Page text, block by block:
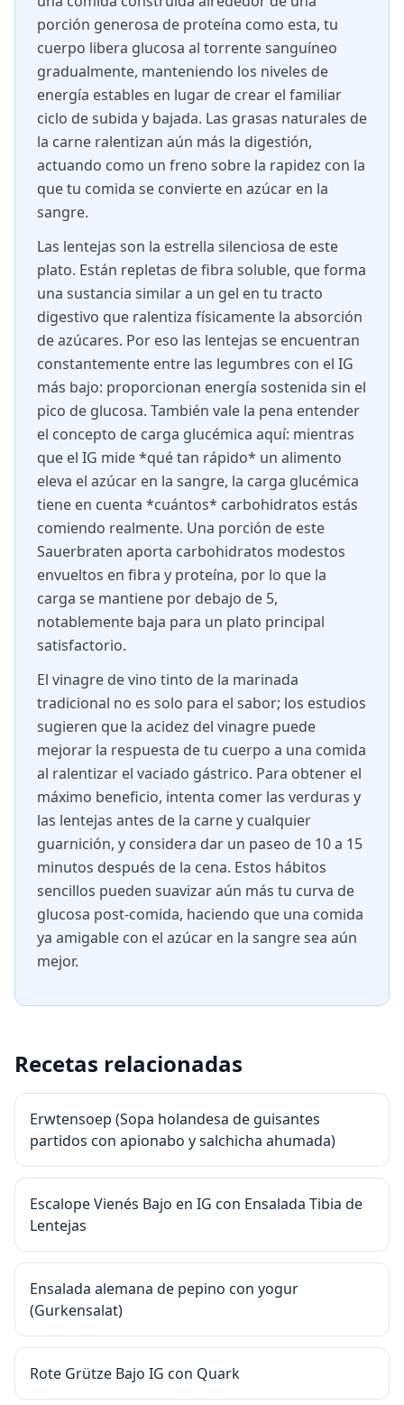
porción generosa de proteína como esta, tu
cuerpo libera glucosa al torrente sanguíneo
gradualmente, manteniendo los niveles de
energía estables en lugar de crear el familiar
ciclo de subida y bajada. Las grasas naturales de
la carne ralentizan aún más la digestión,
actuando como un freno sobre la rapidez con la
que tu comida se convierte en azúcar en la
sangre.
Las lentejas son la estrella silenciosa de este
plato. Están repletas de fibra soluble, que forma
una sustancia similar a un gel en tu tracto
digestivo que ralentiza físicamente la absorción
de azúcares. Por eso las lentejas se encuentran
constantemente entre las legumbres con el IG
más bajo: proporcionan energía sostenida sin el
pico de glucosa. También vale la pena entender
el concepto de carga glucémica aquí: mientras
que el IG mide *qué tan rápido* un alimento
eleva el azúcar en la sangre, la carga glucémica
tiene en cuenta *cuántos* carbohidratos estás
comiendo realmente. Una porción de este
Sauerbraten aporta carbohidratos modestos
envueltos en fibra y proteína, por lo que la
carga se mantiene por debajo de 5,
notablemente baja para un plato principal
satisfactorio.
El vinagre de vino tinto de la marinada
tradicional no es solo para el sabor; los estudios
sugieren que la acidez del vinagre puede
mejorar la respuesta de tu cuerpo a una comida
al ralentizar el vaciado gástrico. Para obtener el
máximo beneficio, intenta comer las verduras y
las lentejas antes de la carne y cualquier
guarnición, y considera dar un paseo de 10 a 15
minutos después de la cena. Estos hábitos
sencillos pueden suavizar aún más tu curva de
glucosa post-comida, haciendo que una comida
ya amigable con el azúcar en la sangre sea aún
mejor.
Recetas relacionadas
Erwtensoep (Sopa holandesa de guisantes
partidos con apionabo y salchicha ahumada)
Escalope Vienés Bajo en IG con Ensalada Tibia de
Lentejas
Ensalada alemana de pepino con yogur
(Gurkensalat)
Rote Grütze Bajo IG con Quark